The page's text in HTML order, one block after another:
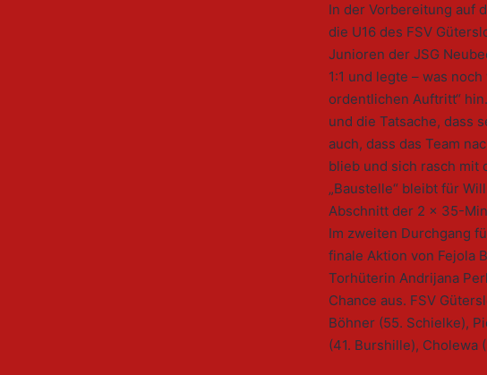
In der Vorbereitung auf
die U16 des FSV
Junioren der JSG
1:1 und legte – was
ordentlichen Auftritt“
und die Tatsache, dass
auch, dass das Team
blieb und sich rasch mit
„Baustelle“ bleibt für
Abschnitt der 2 x 35-
Im zweiten Durchgang
finale Aktion von Fejola
Torhüterin Andrijana
Chance aus. FSV
Böhner (55. Schielke),
(41. Burshille), Cholewa